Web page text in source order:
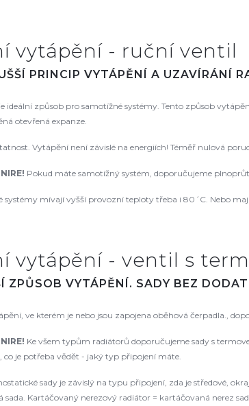
vytápění - ruční ventil
PRINCIP VYTÁPĚNÍ A UZAVÍRÁNÍ
ideální způsob pro samotížné systémy. Tento způsob
otevřená expanze.
Vytápění není závislé na energiích! Téměř nulová
! Pokud máte samotížný systém, doporučujeme
systémy mívají vyšší provozní teploty třeba i 80´C. Nebo
vytápění - ventil s
ZPŮSOB VYTÁPĚNÍ. SADY BEZ
ve kterém je nebo jsou zapojena oběhová čerpadla.,
Ke všem typům radiátorů doporučujeme sady s
co je potřeba vědět - jaký typ připojení máte.
sady je závislý na typu připojení, zda je středové,
sada. Kartáčovaný nerezový radiátor = kartáčovaná nerez